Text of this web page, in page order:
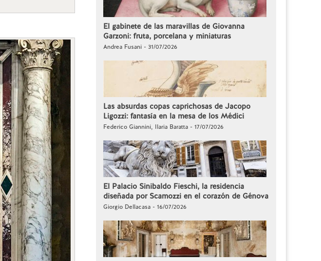
El gabinete de las maravillas de Giovanna
Garzoni: fruta, porcelana y miniaturas
Andrea Fusani - 31/07/2026
Las absurdas copas caprichosas de Jacopo
Ligozzi: fantasía en la mesa de los Médici
Federico Giannini, Ilaria Baratta - 17/07/2026
El Palacio Sinibaldo Fieschi, la residencia
diseñada por Scamozzi en el corazón de Génova
Giorgio Dellacasa - 16/07/2026